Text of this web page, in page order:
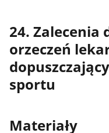
24. Zalecenia
orzeczeń
sportu
Materiały